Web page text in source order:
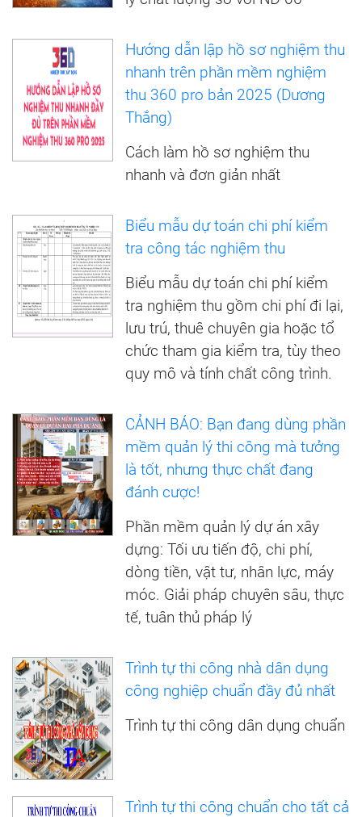
Hướng dẫn lập hồ sơ nghiệm thu
nhanh trên phần mềm nghiệm
thu 360 pro bản 2025 (Dương
Thắng)
Cách làm hồ sơ nghiệm thu
nhanh và đơn giản nhất
Biểu mẫu dự toán chi phí kiểm
tra công tác nghiệm thu
Biểu mẫu dự toán chi phí kiểm
tra nghiệm thu gồm chi phí đi lại,
lưu trú, thuê chuyên gia hoặc tổ
chức tham gia kiểm tra, tùy theo
quy mô và tính chất công trình.
CẢNH BÁO: Bạn đang dùng phần
mềm quản lý thi công mà tưởng
là tốt, nhưng thực chất đang
đánh cược!
Phần mềm quản lý dự án xây
dựng: Tối ưu tiến độ, chi phí,
dòng tiền, vật tư, nhân lực, máy
móc. Giải pháp chuyên sâu, thực
tế, tuân thủ pháp lý
Trình tự thi công nhà dân dụng
công nghiệp chuẩn đầy đủ nhất
Trình tự thi công dân dụng chuẩn
Trình tự thi công chuẩn cho tất cả